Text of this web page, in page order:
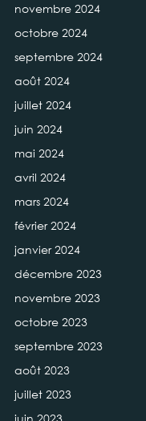
novembre 2024
octobre 2024
septembre 2024
août 2024
juillet 2024
juin 2024
mai 2024
avril 2024
mars 2024
février 2024
janvier 2024
décembre 2023
novembre 2023
octobre 2023
septembre 2023
août 2023
juillet 2023